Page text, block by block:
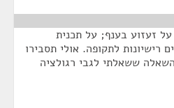
על זעזוע בענף; על תכנית
רישיונות לתקופה. אולי תסבירו
ששאלתי לגבי רגולציה